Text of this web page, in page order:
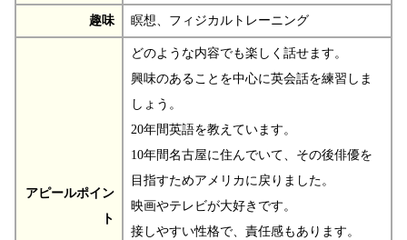
趣味 瞑想、フィジカルトレーニング
アピールポイン
ト
どのような内容でも楽しく話せます。
興味のあることを中心に英会話を練習しま
しょう。
20年間英語を教えています。
10年間名古屋に住んでいて、その後俳優を
目指すためアメリカに戻りました。
映画やテレビが大好きです。
接しやすい性格で、責任感もあります。